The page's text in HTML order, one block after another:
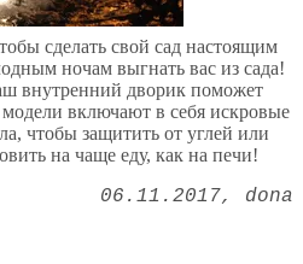
сделать свой сад настоящим
ночам выгнать вас из сада!
внутренний дворик поможет
включают в себя искровые
чтобы защитить от углей или
на чаще еду, как на печи!
06.11.2017 dona